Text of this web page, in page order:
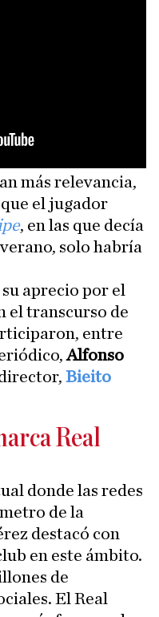
más relevancia,
el jugador
, en las que decía
solo habría
aprecio por el
el transcurso de
entre
Alfonso
Bieito
Real
donde las redes
de la
destacó con
en este ámbito.
de
El Real